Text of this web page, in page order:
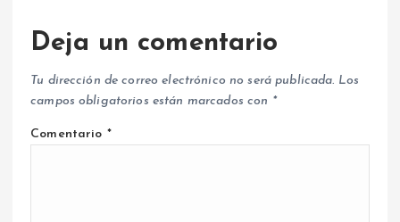
Deja un comentario
Tu dirección de correo electrónico no será publicada. Los
campos obligatorios están marcados con *
Comentario *